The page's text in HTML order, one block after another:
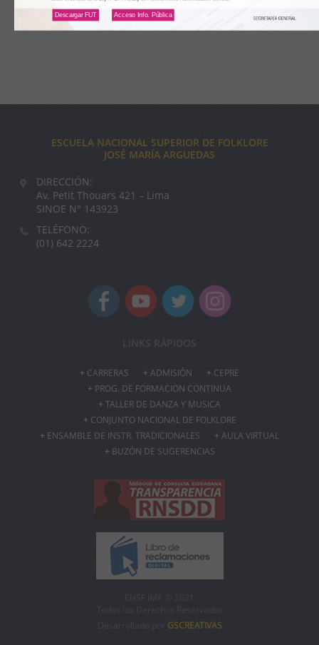
ESCUELA NACIONAL SUPERIOR DE FOLKLORE
JOSÉ MARÍA ARGUEDAS
DIRECCIÓN:
Av. Petit Thouars 421 – Lima
SINOE N° 143923
TELÉFONO:
(01) 642 2224
LINKS RÁPIDOS
CARRERAS ADMISIÓN
CEPRE
PROG. DE FORMACION CONTINUA
TALLER DE DANZA Y MUSICA
CONJUNTO NACIONAL DE FOLKLORE
ENSAMBLE DE INSTR. TRADICIONALES
AULA VIRTUAL
BUZÓN DE SUGERENCIAS
ENSF JMA © 2021
Todos los Derechos Reservados
Desarrollado por GSCREATIVAS
Descargar FUT Acceso Info. Pública